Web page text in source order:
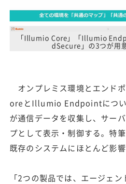
「Illumio Core」「Illumio
dSecure」の3つが用
オンプレミス環境とエンド
oreとIllumio Endpointについ
が通信データを収集し、サー
プとして表示・制御する。特
既存のシステムにほとんど影
「2つの製品では、エージェ